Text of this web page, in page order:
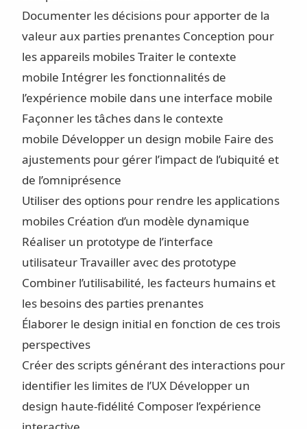
Documenter les décisions pour apporter de la
valeur aux parties prenantes Conception pour
les appareils mobiles Traiter le contexte
mobile Intégrer les fonctionnalités de
l’expérience mobile dans une interface mobile
Façonner les tâches dans le contexte
mobile Développer un design mobile Faire des
ajustements pour gérer l’impact de l’ubiquité et
de l’omniprésence
Utiliser des options pour rendre les applications
mobiles Création d’un modèle dynamique
Réaliser un prototype de l’interface
utilisateurTravailler avec des prototype
Combiner l’utilisabilité, les facteurs humains et
les besoins des parties prenantes
Élaborer le design initial en fonction de ces trois
perspectives
Créer des scripts générant des interactions pour
identifier les limites de l’UX Développer un
design haute-fidélité Composer l’expérience